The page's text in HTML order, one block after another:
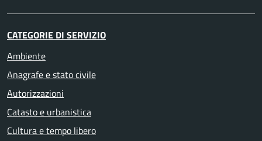
CATEGORIE DI SERVIZIO
Ambiente
Anagrafe e stato civile
Autorizzazioni
Catasto e urbanistica
Cultura e tempo libero